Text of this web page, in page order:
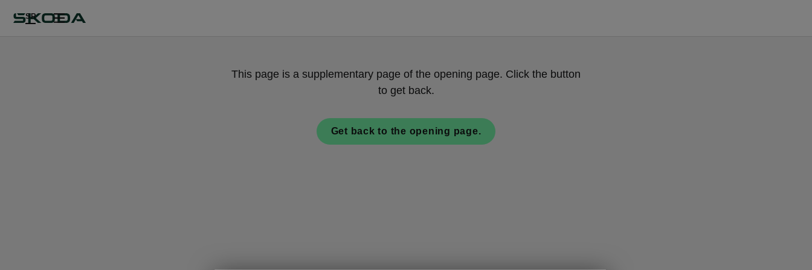
SR
This page is a supplementary page of the opening page. Click the button
to get back.
Get back to the opening page.